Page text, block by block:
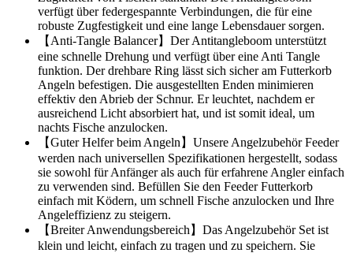
verfügt über federgespannte Verbindungen, die für eine
robuste Zugfestigkeit und eine lange Lebensdauer sorgen.
【Anti-Tangle Balancer】Der Antitangleboom unterstützt
eine schnelle Drehung und verfügt über eine Anti Tangle
funktion. Der drehbare Ring lässt sich sicher am Futterkorb
Angeln befestigen. Die ausgestellten Enden minimieren
effektiv den Abrieb der Schnur. Er leuchtet, nachdem er
ausreichend Licht absorbiert hat, und ist somit ideal, um
nachts Fische anzulocken.
【Guter Helfer beim Angeln】Unsere Angelzubehör Feeder
werden nach universellen Spezifikationen hergestellt, sodass
sie sowohl für Anfänger als auch für erfahrene Angler einfach
zu verwenden sind. Befüllen Sie den Feeder Futterkorb
einfach mit Ködern, um schnell Fische anzulocken und Ihre
Angeleffizienz zu steigern.
【Breiter Anwendungsbereich】Das Angelzubehör Set ist
klein und leicht, einfach zu tragen und zu speichern. Sie